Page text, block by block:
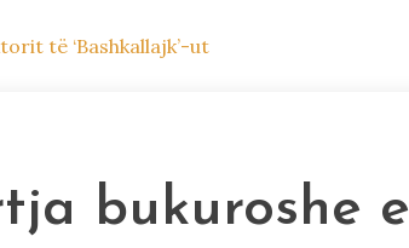
të ‘Bashkallajk’-ut
bukuroshe e